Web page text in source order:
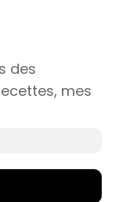
des
mes